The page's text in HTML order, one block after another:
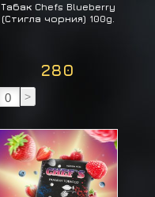
Табак Chefs Blueberry
(Стигла чорния) 100g.
280
>